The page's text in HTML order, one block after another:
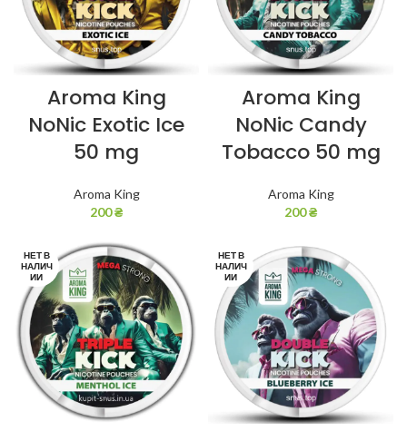
Aroma King
NoNic Exotic Ice
50 mg
Aroma King
200₴
Aroma King
NoNic Candy
Tobacco 50 mg
Aroma King
200₴
НЕТ В
НАЛИЧ
ИИ
НЕТ В
НАЛИЧ
ИИ